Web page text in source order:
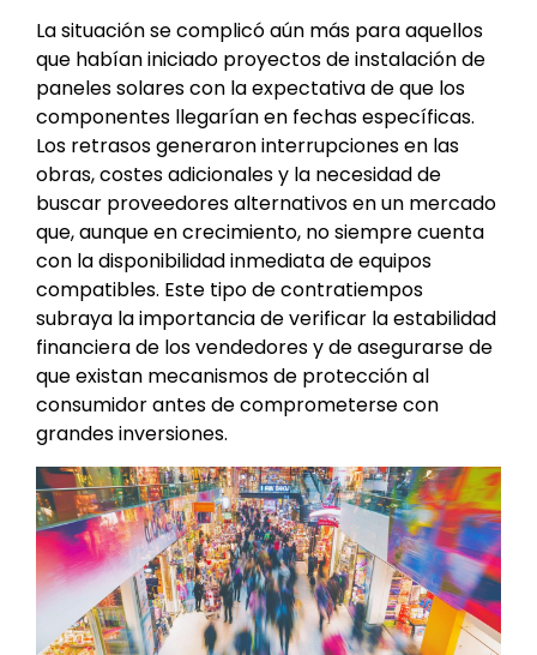
La situación se complicó aún más para aquellos
que habían iniciado proyectos de instalación de
paneles solares con la expectativa de que los
componentes llegarían en fechas específicas.
Los retrasos generaron interrupciones en las
obras, costes adicionales y la necesidad de
buscar proveedores alternativos en un mercado
que, aunque en crecimiento, no siempre cuenta
con la disponibilidad inmediata de equipos
compatibles. Este tipo de contratiempos
subraya la importancia de verificar la estabilidad
financiera de los vendedores y de asegurarse de
que existan mecanismos de protección al
consumidor antes de comprometerse con
grandes inversiones.